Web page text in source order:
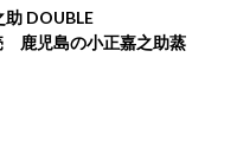
助 DOUBLE
鹿児島の小正嘉之助蒸